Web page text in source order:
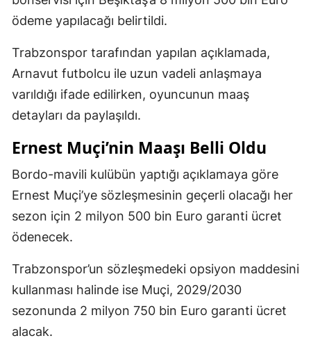
ödeme yapılacağı belirtildi.
Trabzonspor tarafından yapılan açıklamada,
Arnavut futbolcu ile uzun vadeli anlaşmaya
varıldığı ifade edilirken, oyuncunun maaş
detayları da paylaşıldı.
Ernest Muçi’nin Maaşı Belli Oldu
Bordo-mavili kulübün yaptığı açıklamaya göre
Ernest Muçi’ye sözleşmesinin geçerli olacağı her
sezon için 2 milyon 500 bin Euro garanti ücret
ödenecek.
Trabzonspor’un sözleşmedeki opsiyon maddesini
kullanması halinde ise Muçi, 2029/2030
sezonunda 2 milyon 750 bin Euro garanti ücret
alacak.